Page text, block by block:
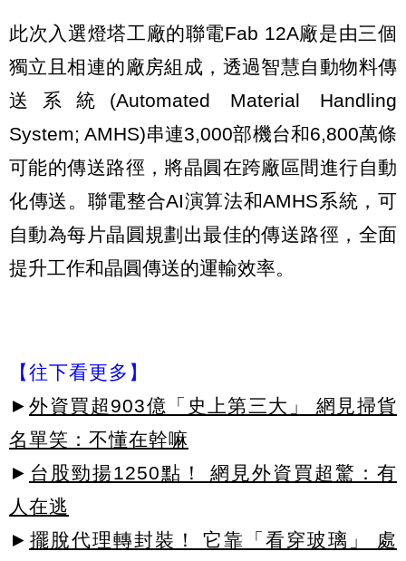
此次入選燈塔工廠的聯電Fab 12A廠是由三個
獨立且相連的廠房組成，透過智慧自動物料傳
送系統(Automated Material Handling
System; AMHS)串連3,000部機台和6,800萬條
可能的傳送路徑，將晶圓在跨廠區間進行自動
化傳送。聯電整合AI演算法和AMHS系統，可
自動為每片晶圓規劃出最佳的傳送路徑，全面
提升工作和晶圓傳送的運輸效率。
【往下看更多】
► 外資買超903億「史上第三大」 網見掃貨
名單笑：不懂在幹嘛
► 台股勁揚1250點！ 網見外資買超驚：有
人在逃
► 擺脫代理轉封裝！ 它靠「看穿玻璃」 處